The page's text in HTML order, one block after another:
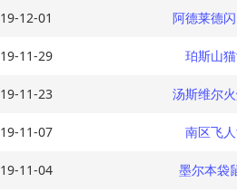
19-12-01 阿德莱德
19-11-29 珀斯山
19-11-23 汤斯维尔
19-11-07 南区飞
19-11-04 墨尔本袋